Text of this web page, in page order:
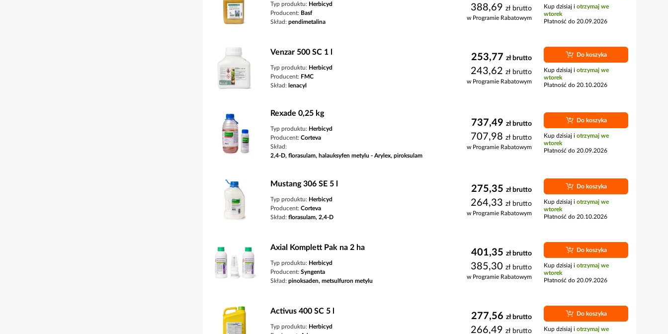
Typ produktu: Herbicyd
Producent: Basf
Skład: pendimetalina
388,69 zł brutto
w Programie Rabatowym
Kup dzisiaj i otrzymaj we
wtorek
Płatność do 20.09.2026
Venzar 500 SC 1 l
Typ produktu: Herbicyd
Producent: FMC
Skład: lenacyl
253,77 zł brutto
243,62 zł brutto
w Programie Rabatowym
Do koszyka
Kup dzisiaj i otrzymaj we
wtorek
Płatność do 20.10.2026
Rexade 0,25 kg
Typ produktu: Herbicyd
Producent: Corteva
Skład:
2,4-D, florasulam, halauksyfen metylu - Arylex, piroksulam
737,49 zł brutto
707,98 zł brutto
w Programie Rabatowym
Do koszyka
Kup dzisiaj i otrzymaj we
wtorek
Płatność do 20.09.2026
Mustang 306 SE 5 l
Typ produktu: Herbicyd
Producent: Corteva
Skład: florasulam, 2,4-D
275,35 zł brutto
264,33 zł brutto
w Programie Rabatowym
Do koszyka
Kup dzisiaj i otrzymaj we
wtorek
Płatność do 20.10.2026
Axial Komplett Pak na 2 ha
Typ produktu: Herbicyd
Producent: Syngenta
Skład: pinoksaden, metsulfuron metylu
401,35 zł brutto
385,30 zł brutto
w Programie Rabatowym
Do koszyka
Kup dzisiaj i otrzymaj we
wtorek
Płatność do 20.09.2026
Activus 400 SC 5 l
Typ produktu: Herbicyd
277,56 zł brutto
266,49 zł brutto
Do koszyka
Kup dzisiaj i otrzymaj we